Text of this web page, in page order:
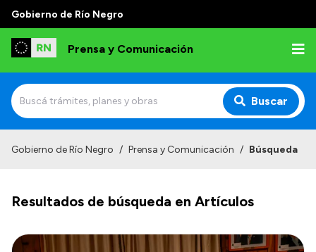
Gobierno de Río Negro
Prensa y Comunicación
Buscar
Autoridades
Referentes de prensa
Gobierno de Río Negro / Prensa y Comunicación / Búsqueda
Resultados de búsqueda en Artículos